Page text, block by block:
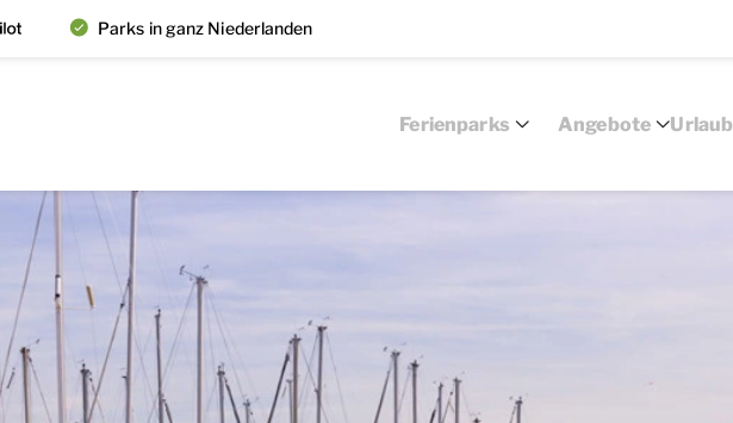
Parks in ganz Niederlanden
Ferienparks Angebote Urlaub